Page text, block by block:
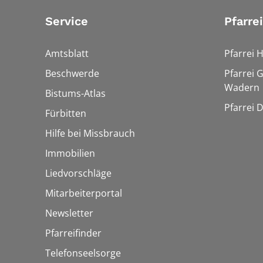
Service
Amtsblatt
Beschwerde
Bistums-Atlas
Fürbitten
Hilfe bei Missbrauch
Immobilien
Liedvorschläge
Mitarbeiterportal
Newsletter
Pfarreifinder
Telefonseelsorge
Pfarrei
Pfarrei
Wadern
Pfarrei